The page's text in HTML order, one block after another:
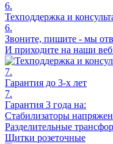
6.
Техподдержка и
6.
Звоните, пишите - мы
И приходите на наши
7.
Гарантия до 3-х лет
7.
Гарантия 3 года на:
Стабилизаторы
Разделительные
Щитки розеточные